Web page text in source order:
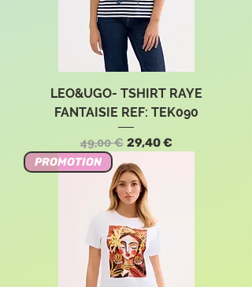
LEO&UGO- TSHIRT RAYE
FANTAISIE REF: TEK090
Precio
49,00 € Precio de oferta
29,40 €
PROMOTION